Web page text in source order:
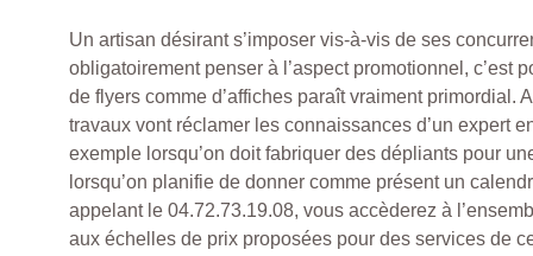
Un artisan désirant s’imposer vis-à-vis de ses
obligatoirement penser à l’aspect promotionnel, c’est
de flyers comme d’affiches paraît vraiment primordial.
travaux vont réclamer les connaissances d’un expert
exemple lorsqu’on doit fabriquer des dépliants pour
lorsqu’on planifie de donner comme présent un
appelant le 04.72.73.19.08, vous accèderez à
aux échelles de prix proposées pour des services de